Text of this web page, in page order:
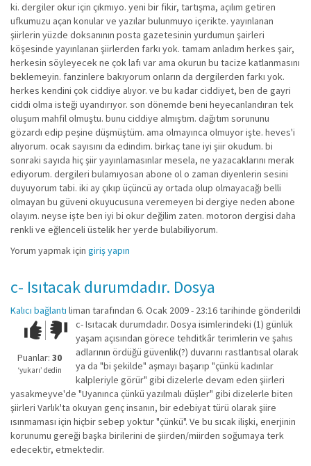
ki. dergiler okur için çıkmıyo. yeni bir fikir, tartışma, açılım getiren
ufkumuzu açan konular ve yazılar bulunmuyo içerikte. yayınlanan
şiirlerin yüzde doksanının posta gazetesinin yurdumun şairleri
köşesinde yayınlanan şiirlerden farkı yok. tamam anladım herkes şair,
herkesin söyleyecek ne çok lafı var ama okurun bu tacize katlanmasını
beklemeyin. fanzinlere bakıyorum onların da dergilerden farkı yok.
herkes kendini çok ciddiye alıyor. ve bu kadar ciddiyet, ben de gayri
ciddi olma isteği uyandırıyor. son dönemde beni heyecanlandıran tek
oluşum mahfil olmuştu. bunu ciddiye almıştım. dağıtım sorununu
gözardı edip peşine düşmüştüm. ama olmayınca olmuyor işte. heves'i
alıyorum. ocak sayısını da edindim. birkaç tane iyi şiir okudum. bi
sonraki sayıda hiç şiir yayınlamasınlar mesela, ne yazacaklarını merak
ediyorum. dergileri bulamıyosan abone ol o zaman diyenlerin sesini
duyuyorum tabi. iki ay çıkıp üçüncü ay ortada olup olmayacağı belli
olmayan bu güveni okuyucusuna veremeyen bi dergiye neden abone
olayım. neyse işte ben iyi bi okur değilim zaten. motoron dergisi daha
renkli ve eğlenceli üstelik her yerde bulabiliyorum.
Yorum yapmak için giriş yapın
c- Isıtacak durumdadır. Dosya
Kalıcı bağlantı liman tarafından 6. Ocak 2009 - 23:16 tarihinde gönderildi
Çok iyi!O
kadar
iyi
değil!
Puanlar: 30
‘yukarı’ dedin
c- Isıtacak durumdadır. Dosya isimlerindeki (1) günlük
yaşam açısından görece tehditkâr terimlerin ve şahıs
adlarının ördüğü güvenlik(?) duvarını rastlantısal olarak
ya da "bi şekilde" aşmayı başarıp "çünkü kadınlar
kalpleriyle görür" gibi dizelerle devam eden şiirleri
yasakmeyve'de "Uyanınca çünkü yazılmalı düşler" gibi dizelerle biten
şiirleri Varlık'ta okuyan genç insanın, bir edebiyat türü olarak şiire
ısınmaması için hiçbir sebep yoktur "çünkü". Ve bu sıcak ilişki, enerjinin
korunumu gereği başka birilerini de şiirden/miirden soğumaya terk
edecektir, etmektedir.